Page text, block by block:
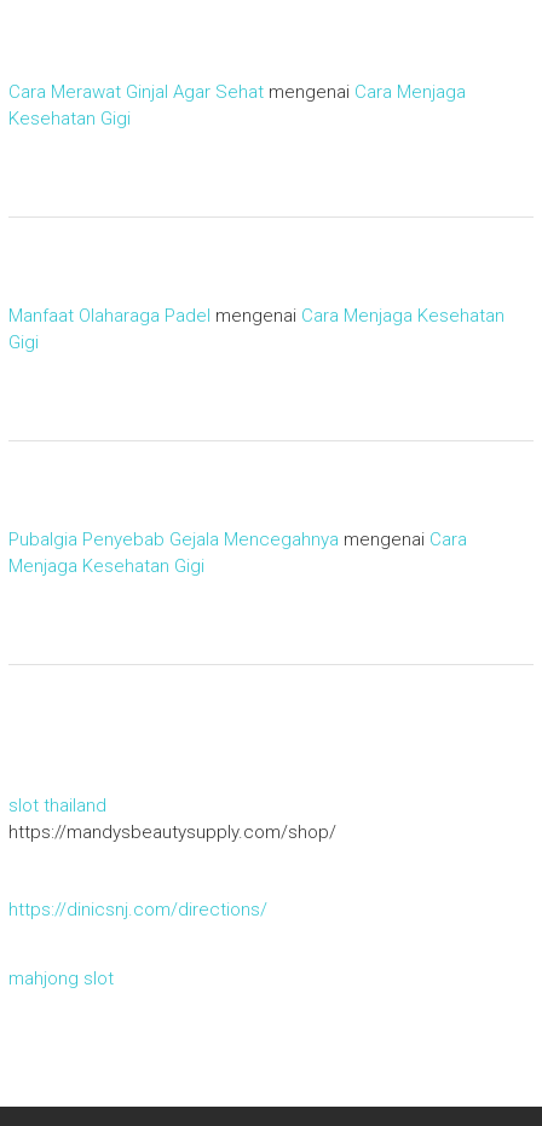
Cara Merawat Ginjal Agar Sehatmengenai Cara Menjaga
Kesehatan Gigi
Manfaat Olaharaga Padel mengenai Cara Menjaga Kesehatan
Gigi
Pubalgia Penyebab Gejala Mencegahnya mengenai Cara
Menjaga Kesehatan Gigi
slot thailand
https://mandysbeautysupply.com/shop/
https://dinicsnj.com/directions/
mahjong slot